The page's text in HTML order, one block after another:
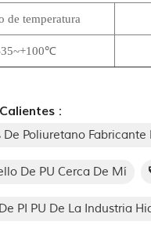
de temperatura
:
De Poliuretano Fabricante
De PU Cerca De Mí
PI PU De La Industria